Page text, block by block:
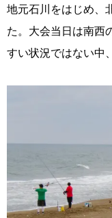
地元石川をはじめ、
た。大会当日は南西
すい状況ではない中